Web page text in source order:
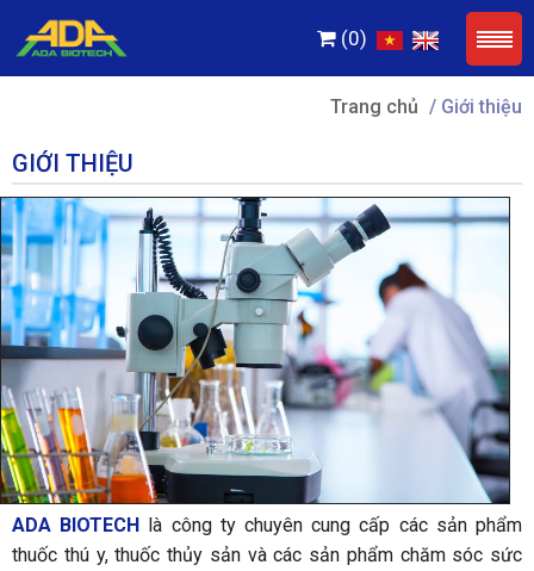
(0)
Trang chủ / Giới thiệu
GIỚI THIỆU
ADA BIOTECH là công ty chuyên cung cấp các sản phẩm
thuốc thú y, thuốc thủy sản và các sản phẩm chăm sóc sức